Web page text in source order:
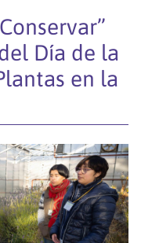
Día de la
en la